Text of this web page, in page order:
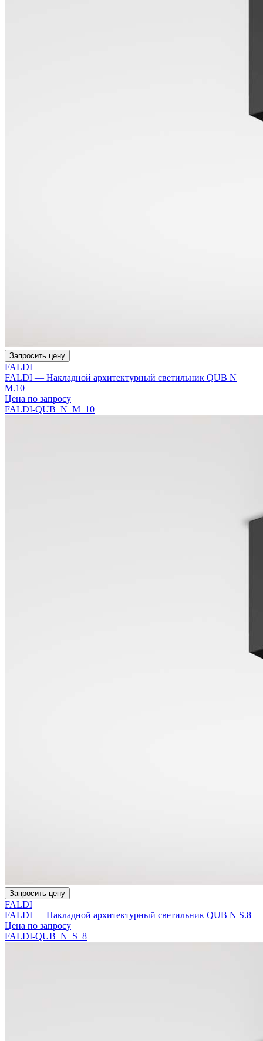
Запросить цену
FALDI
FALDI — Накладной архитектурный светильник QUB N
M.10
Цена по запросу
FALDI-QUB_N_M_10
Запросить цену
FALDI
FALDI — Накладной архитектурный светильник QUB N S.8
Цена по запросу
FALDI-QUB_N_S_8